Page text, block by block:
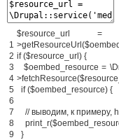
1
2
3
4
5
6
7
8
9
$resource_url =
>getResourceUrl ($
if ($resource_url ) {
$oembed_resource = \
>fetchResource($
if ($oembed_resource) {
// выводим, к примеру,
print_r($
}